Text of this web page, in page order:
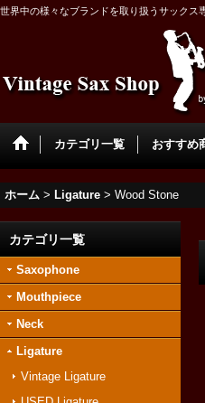
世界中の様々なブランドを取り扱うサックス
カテゴリ一覧 おすすめ
ホーム > Ligature > Wood Stone
カテゴリ一覧
Saxophone
Mouthpiece
Neck
Ligature
Vintage Ligature